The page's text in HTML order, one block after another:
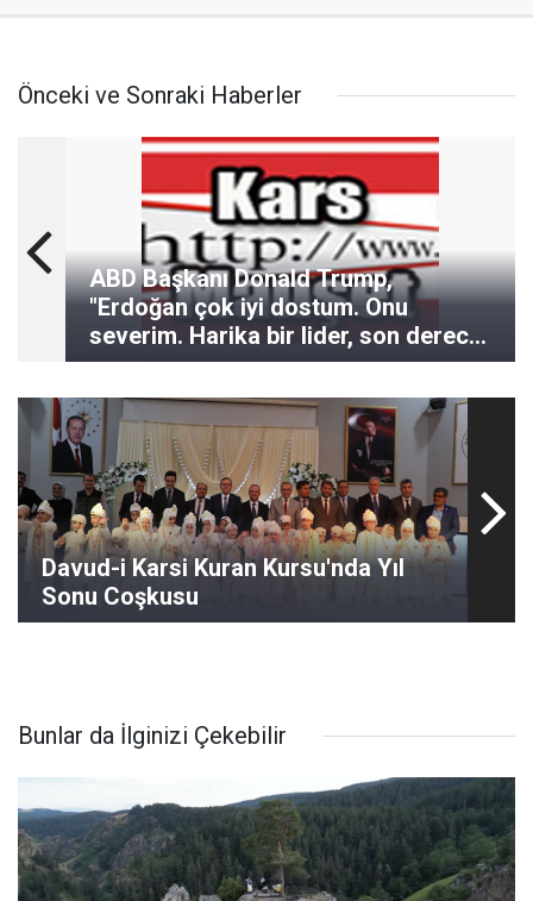
Önceki ve Sonraki Haberler
ABD Başkanı Donald Trump,
"Erdoğan çok iyi dostum. Onu
severim. Harika bir lider, son derece
güçlü bir kişi" dedi.
Davud-i Karsi Kuran Kursu'nda Yıl
Sonu Coşkusu
Bunlar da İlginizi Çekebilir